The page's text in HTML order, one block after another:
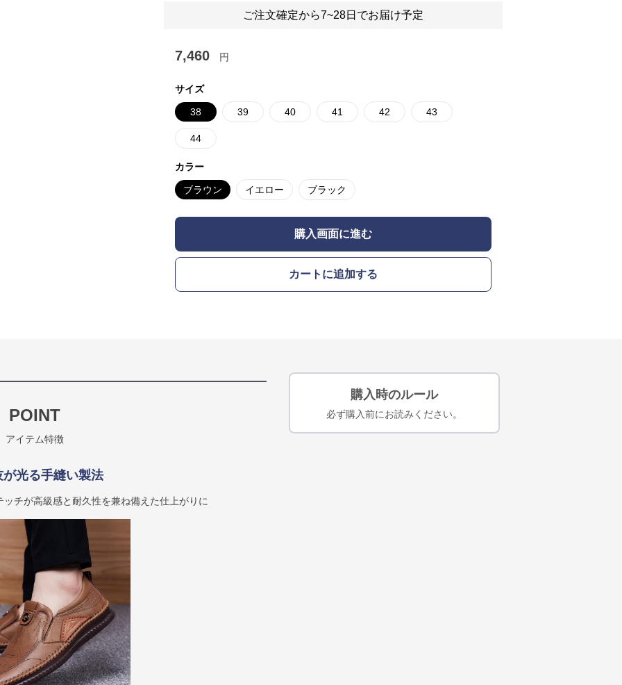
ご注文確定から7~28日でお届け予定
7,460 円
サイズ
38 39 40 41 42 43
44
カラー
ブラウン イエロー ブラック
購入画面に進む
カートに追加する
POINT
アイテム特徴
が光る手縫い製法
チが高級感と耐久性を兼ね備えた仕上がりに
購入時のルール
必ず購入前にお読みください。